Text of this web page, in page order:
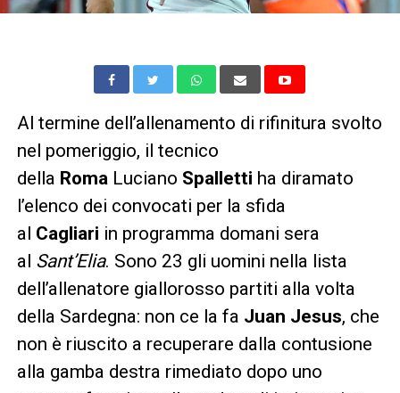
Al termine dell’allenamento di rifinitura svolto
nel pomeriggio, il tecnico
della Roma Luciano Spalletti ha diramato
l’elenco dei convocati per la sfida
al Cagliari in programma domani sera
al Sant’Elia. Sono 23 gli uomini nella lista
dell’allenatore giallorosso partiti alla volta
della Sardegna: non ce la fa Juan Jesus, che
non è riuscito a recuperare dalla contusione
alla gamba destra rimediato dopo uno